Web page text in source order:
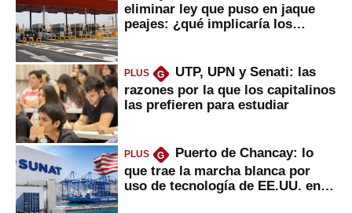
eliminar ley que puso en jaque
peajes: ¿qué implicaría los
PLUS G
UTP, UPN y Senati: las
razones por la que los capitalinos
las prefieren para estudiar
PLUS G
Puerto de Chancay: lo
que trae la marcha blanca por
uso de tecnología de EE.UU. en